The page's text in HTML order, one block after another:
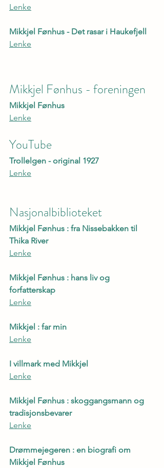
Lenke
Mikkjel Fønhus - Det rasar i Haukefjell
Lenke
Mikkjel Fønhus - foreningen
Mikkjel Fønhus
Lenke
YouTube
Trollelgen - original 1927
Lenke
Nasjonalbiblioteket
Mikkjel Fønhus : fra Nissebakken til
Thika River
Lenke
Mikkjel Fønhus : hans liv og
forfatterskap
Lenke
Mikkjel : far min
Lenke
I villmark med Mikkjel
Lenke
Mikkjel Fønhus : skoggangsmann og
tradisjonsbevarer
Lenke
Drømmejegeren : en biografi om
Mikkjel Fønhus